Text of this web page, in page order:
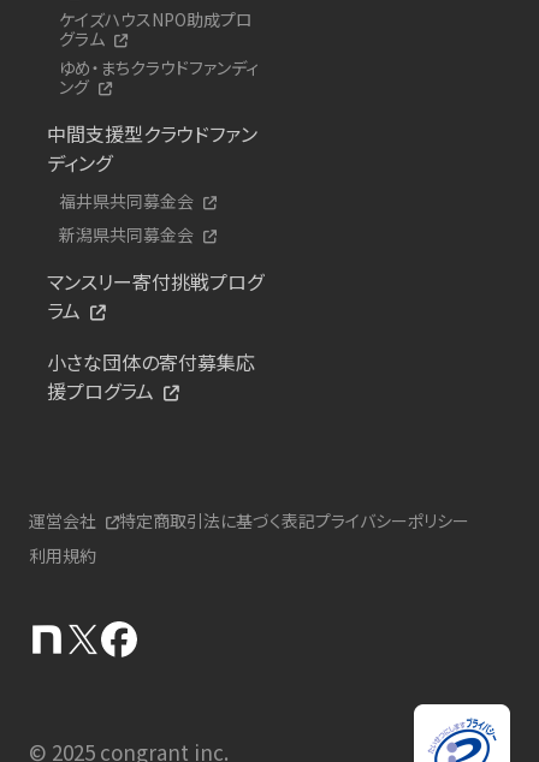
ケイズハウスNPO助成プロ
グラム
ゆめ・まちクラウドファンディ
ング
中間支援型クラウドファン
ディング
福井県共同募金会
新潟県共同募金会
マンスリー寄付挑戦プログ
ラム
小さな団体の寄付募集応
援プログラム
運営会社 特定商取引法に基づく表記プライバシーポリシー
利用規約
© 2025 congrant inc.